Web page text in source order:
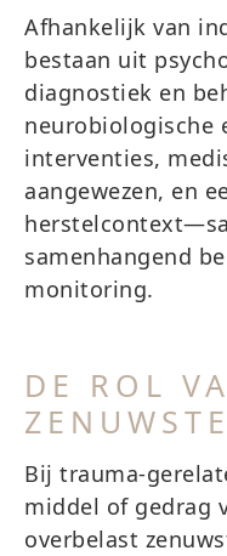
Afhankelijk van
bestaan uit
diagnostiek en
neurobiologische
interventies,
aangewezen, en
samenhangend
monitoring.
DE ROL
Bij trauma-
middel of gedrag
overbelast